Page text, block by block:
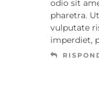
odio sit
pharetra.
vulputate
imperdiet,